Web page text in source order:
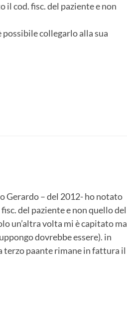
cod. fisc. del paziente e non
possibile collegarlo alla sua
Gerardo – del 2012- ho notato
del paziente e non quello del
un’altra volta mi è capitato ma
dovrebbe essere). in
terzo paante rimane in fattura il